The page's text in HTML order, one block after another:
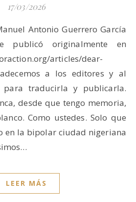
17/03/2026
Antonio Guerrero García
publicó originalmente en
articles/dear-
a los editores y al
traducirla y publicarla.
desde que tengo memoria,
Como ustedes. Solo que
en la bipolar ciudad nigeriana
LEER MÁS